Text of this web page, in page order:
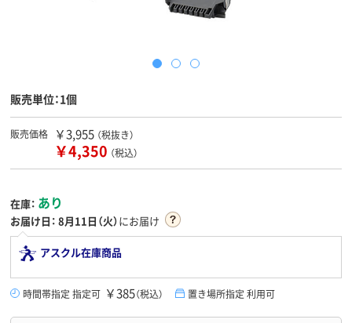
販売単位：1個
販売価格 ￥3,955 （税抜き）
￥4,350 （税込）
在庫： あり
お届け日： 8月11日（火）にお届け
アスクル在庫商品
時間帯指定 指定可 ￥385（税込） 置き場所指定 利用可